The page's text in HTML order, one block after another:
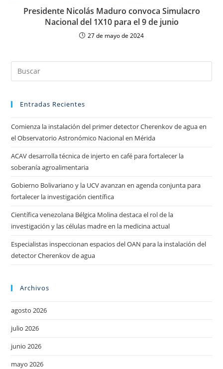
Presidente Nicolás Maduro convoca Simulacro
Nacional del 1X10 para el 9 de junio
27 de mayo de 2024
Entradas Recientes
Comienza la instalación del primer detector Cherenkov de agua en
el Observatorio Astronómico Nacional en Mérida
ACAV desarrolla técnica de injerto en café para fortalecer la
soberanía agroalimentaria
Gobierno Bolivariano y la UCV avanzan en agenda conjunta para
fortalecer la investigación científica
Científica venezolana Bélgica Molina destaca el rol de la
investigación y las células madre en la medicina actual
Especialistas inspeccionan espacios del OAN para la instalación del
detector Cherenkov de agua
Archivos
agosto 2026
julio 2026
junio 2026
mayo 2026